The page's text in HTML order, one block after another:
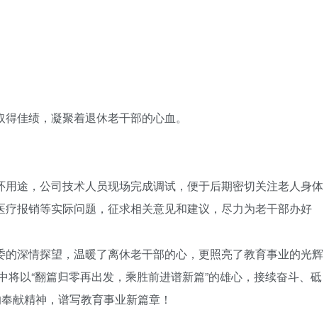
佳绩，凝聚着退休老干部的心血。
途，公司技术人员现场完成调试，便于后期密切关注老人身体
报销等实际问题，征求相关意见和建议，尽力为老干部办好
情探望，温暖了离休老干部的心，更照亮了教育事业的光辉
以“翻篇归零再出发，乘胜前进谱新篇”的雄心，接续奋斗、砥
献精神，谱写教育事业新篇章！